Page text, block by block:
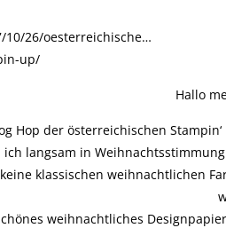
Hallo
Hop der österreichischen
langsam in
klassischen weihnachtlichen
weihnachtliches